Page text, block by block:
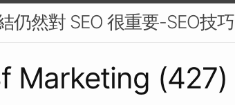
仍然對 SEO 很重要-SEO技巧
Marketing (427)